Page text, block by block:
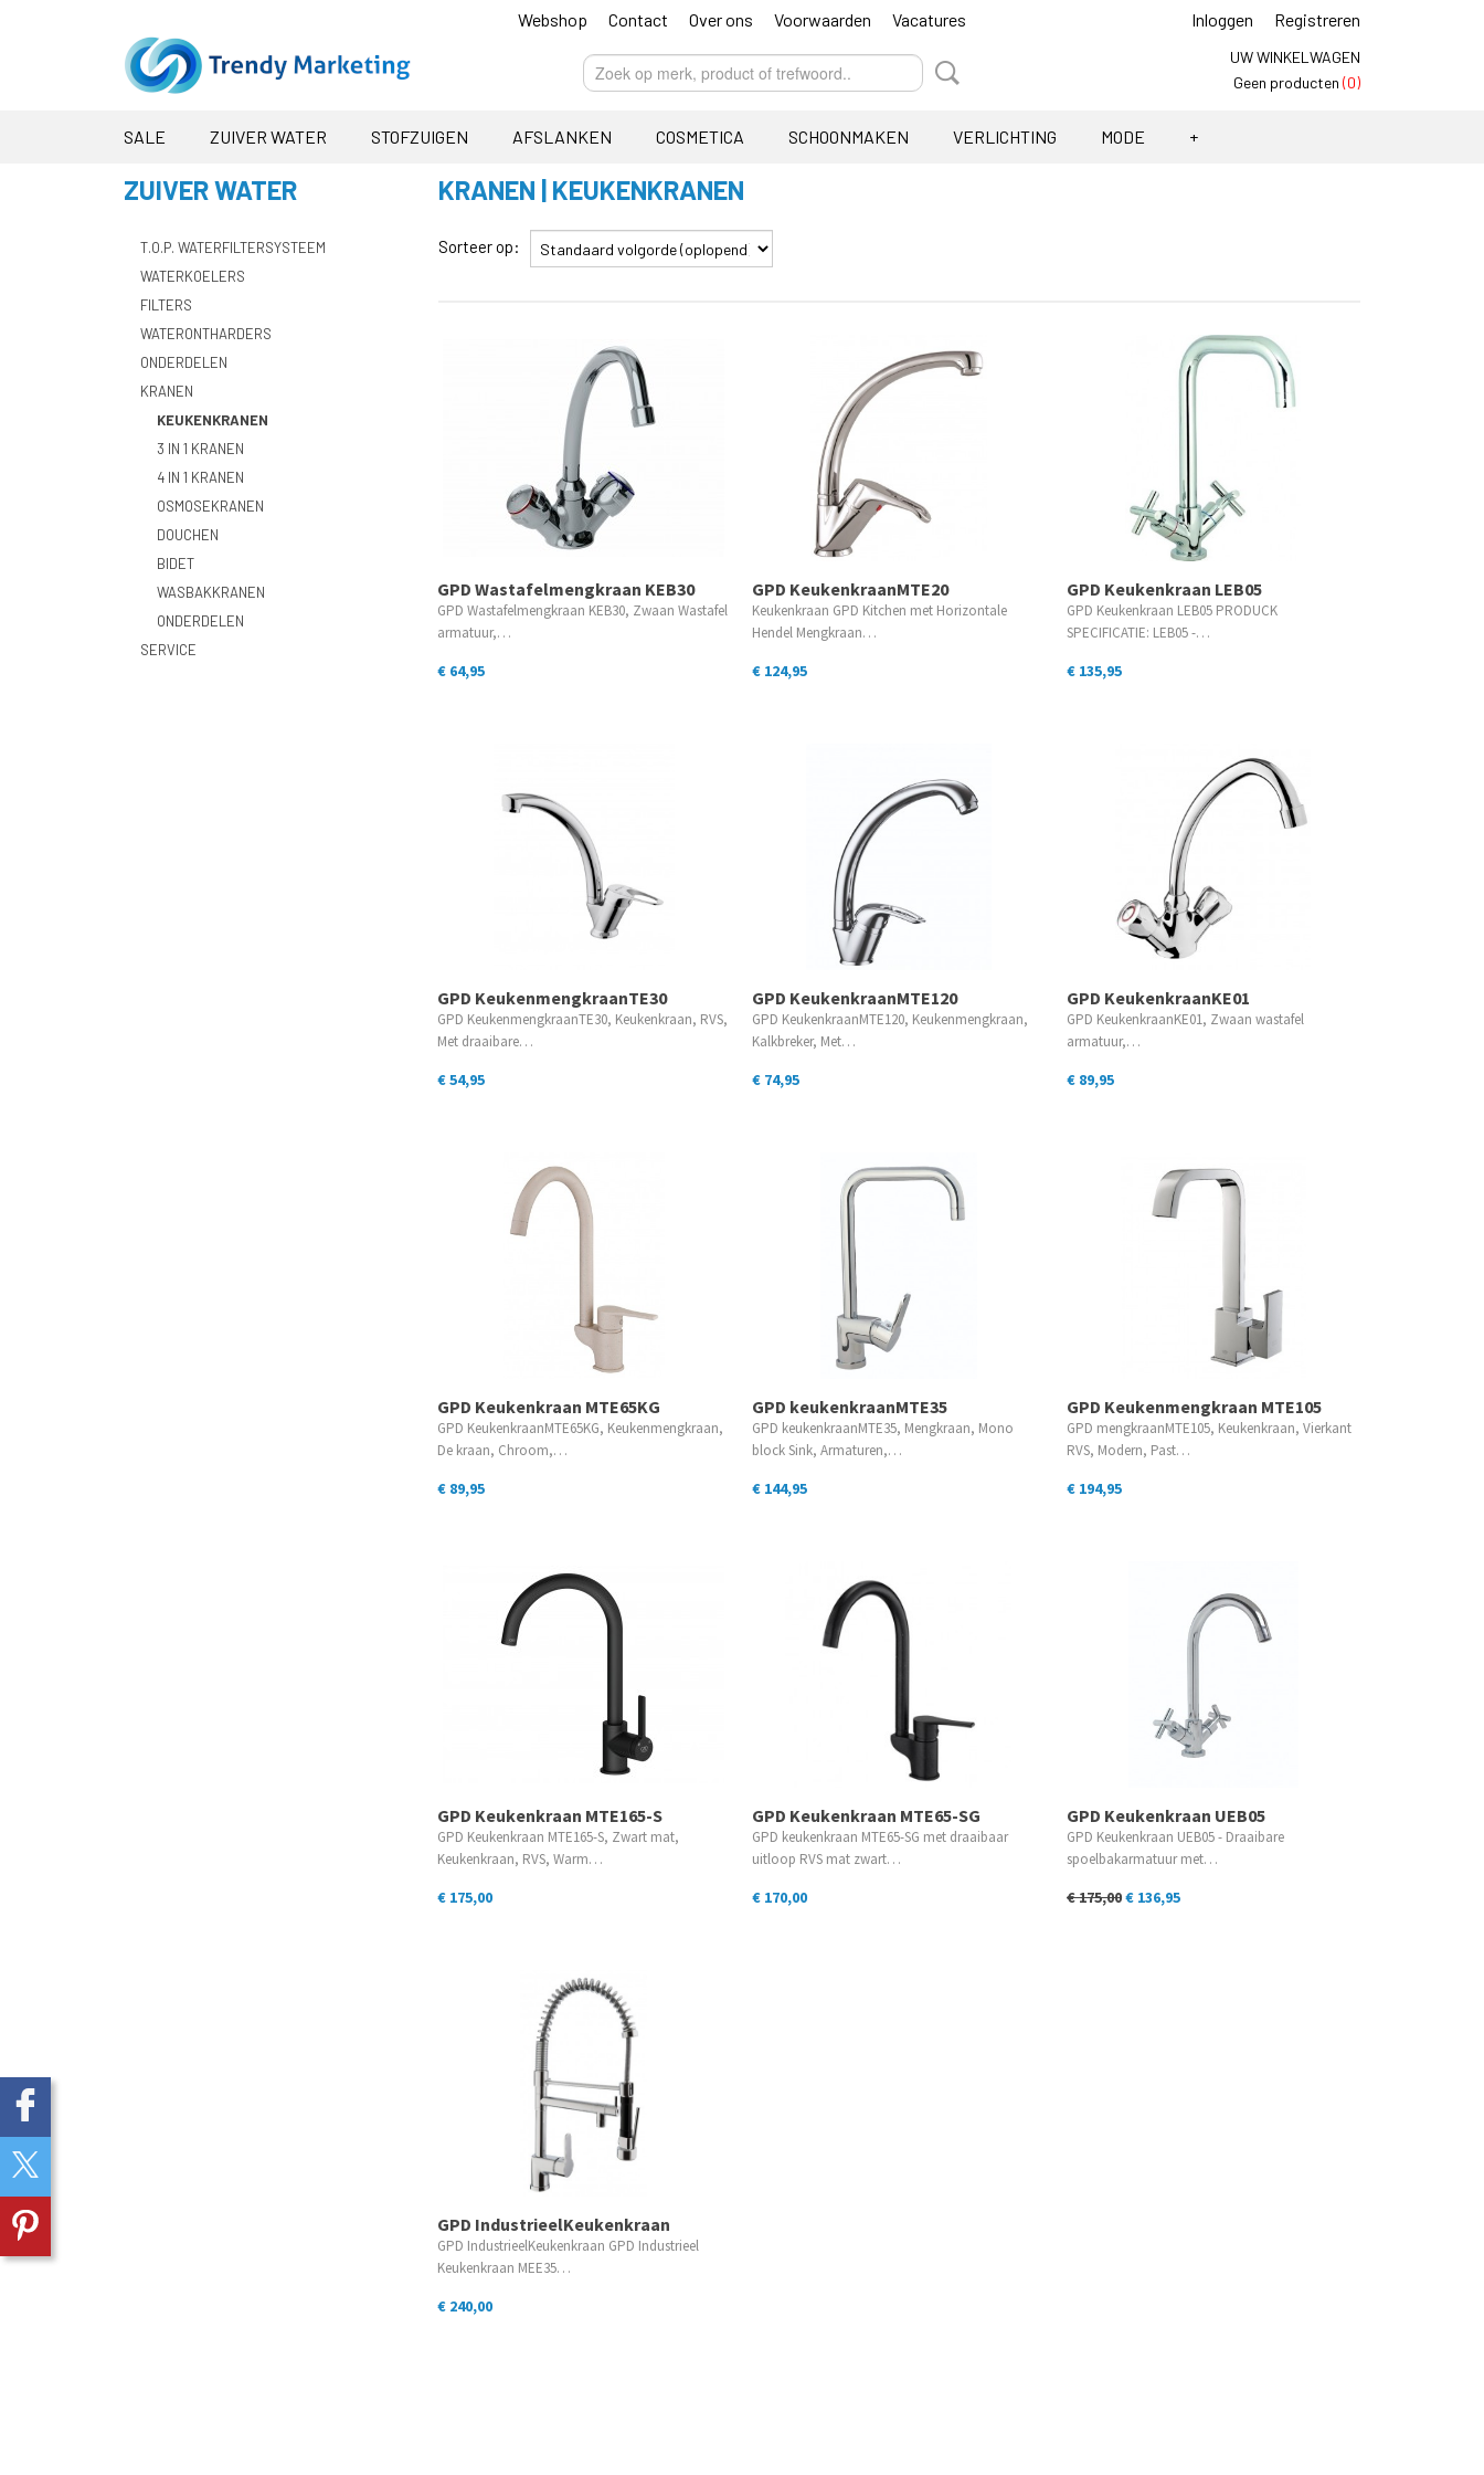
Webshop Contact Over ons Voorwaarden Vacatures Inloggen Registreren
UW WINKELWAGEN
Geen producten (0)
SALE ZUIVER WATER STOFZUIGEN AFSLANKEN COSMETICA SCHOONMAKEN VERLICHTING MODE +
ZUIVER WATER
T.O.P. WATERFILTERSYSTEEM
WATERKOELERS
FILTERS
WATERONTHARDERS
ONDERDELEN
KRANEN
KEUKENKRANEN
3 IN 1 KRANEN
4 IN 1 KRANEN
OSMOSEKRANEN
DOUCHEN
BIDET
WASBAKKRANEN
ONDERDELEN
SERVICE
KRANEN | KEUKENKRANEN
Sorteer op:
GPD Wastafelmengkraan KEB30
GPD Wastafelmengkraan KEB30, Zwaan Wastafel
armatuur,…
€ 64,95
GPD KeukenkraanMTE20
Keukenkraan GPD Kitchen met Horizontale
Hendel Mengkraan…
€ 124,95
GPD Keukenkraan LEB05
GPD Keukenkraan LEB05 PRODUCK
SPECIFICATIE: LEB05 -…
€ 135,95
GPD KeukenmengkraanTE30
GPD KeukenmengkraanTE30, Keukenkraan, RVS,
Met draaibare…
€ 54,95
GPD KeukenkraanMTE120
GPD KeukenkraanMTE120, Keukenmengkraan,
Kalkbreker, Met…
€ 74,95
GPD KeukenkraanKE01
GPD KeukenkraanKE01, Zwaan wastafel
armatuur,…
€ 89,95
GPD Keukenkraan MTE65KG
GPD KeukenkraanMTE65KG, Keukenmengkraan,
De kraan, Chroom,…
€ 89,95
GPD keukenkraanMTE35
GPD keukenkraanMTE35, Mengkraan, Mono
block Sink, Armaturen,…
€ 144,95
GPD Keukenmengkraan MTE105
GPD mengkraanMTE105, Keukenkraan, Vierkant
RVS, Modern, Past…
€ 194,95
GPD Keukenkraan MTE165-S
GPD Keukenkraan MTE165-S, Zwart mat,
Keukenkraan, RVS, Warm…
€ 175,00
GPD Keukenkraan MTE65-SG
GPD keukenkraan MTE65-SG met draaibaar
uitloop RVS mat zwart…
€ 170,00
GPD Keukenkraan UEB05
GPD Keukenkraan UEB05 - Draaibare
spoelbakarmatuur met…
€ 175,00€ 136,95
GPD IndustrieelKeukenkraan
GPD IndustrieelKeukenkraan GPD Industrieel
Keukenkraan MEE35…
€ 240,00